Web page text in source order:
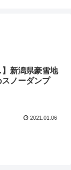
】新潟県豪雪地
ノーダンプ
2021.01.06